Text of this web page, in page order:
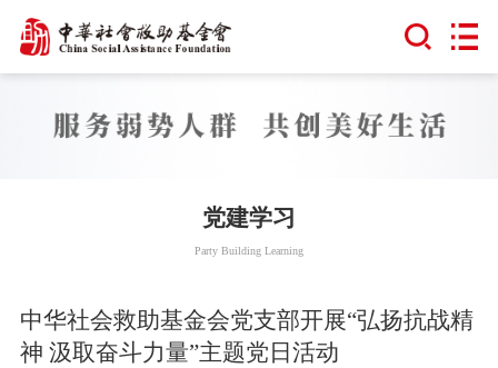
党建学习
Party Building Learning
中华社会救助基金会党支部开展“弘扬抗战精
神 汲取奋斗力量”主题党日活动